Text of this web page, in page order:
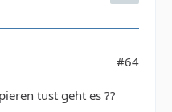
#64
tust geht es ??